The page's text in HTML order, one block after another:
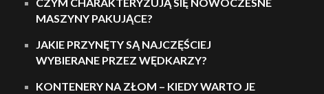
MASZYNY PAKUJĄCE?
JAKIE PRZYNĘTY SĄ NAJCZĘŚCIEJ
WYBIERANE PRZEZ WĘDKARZY?
KONTENERY NA ZŁOM – KIEDY WARTO JE